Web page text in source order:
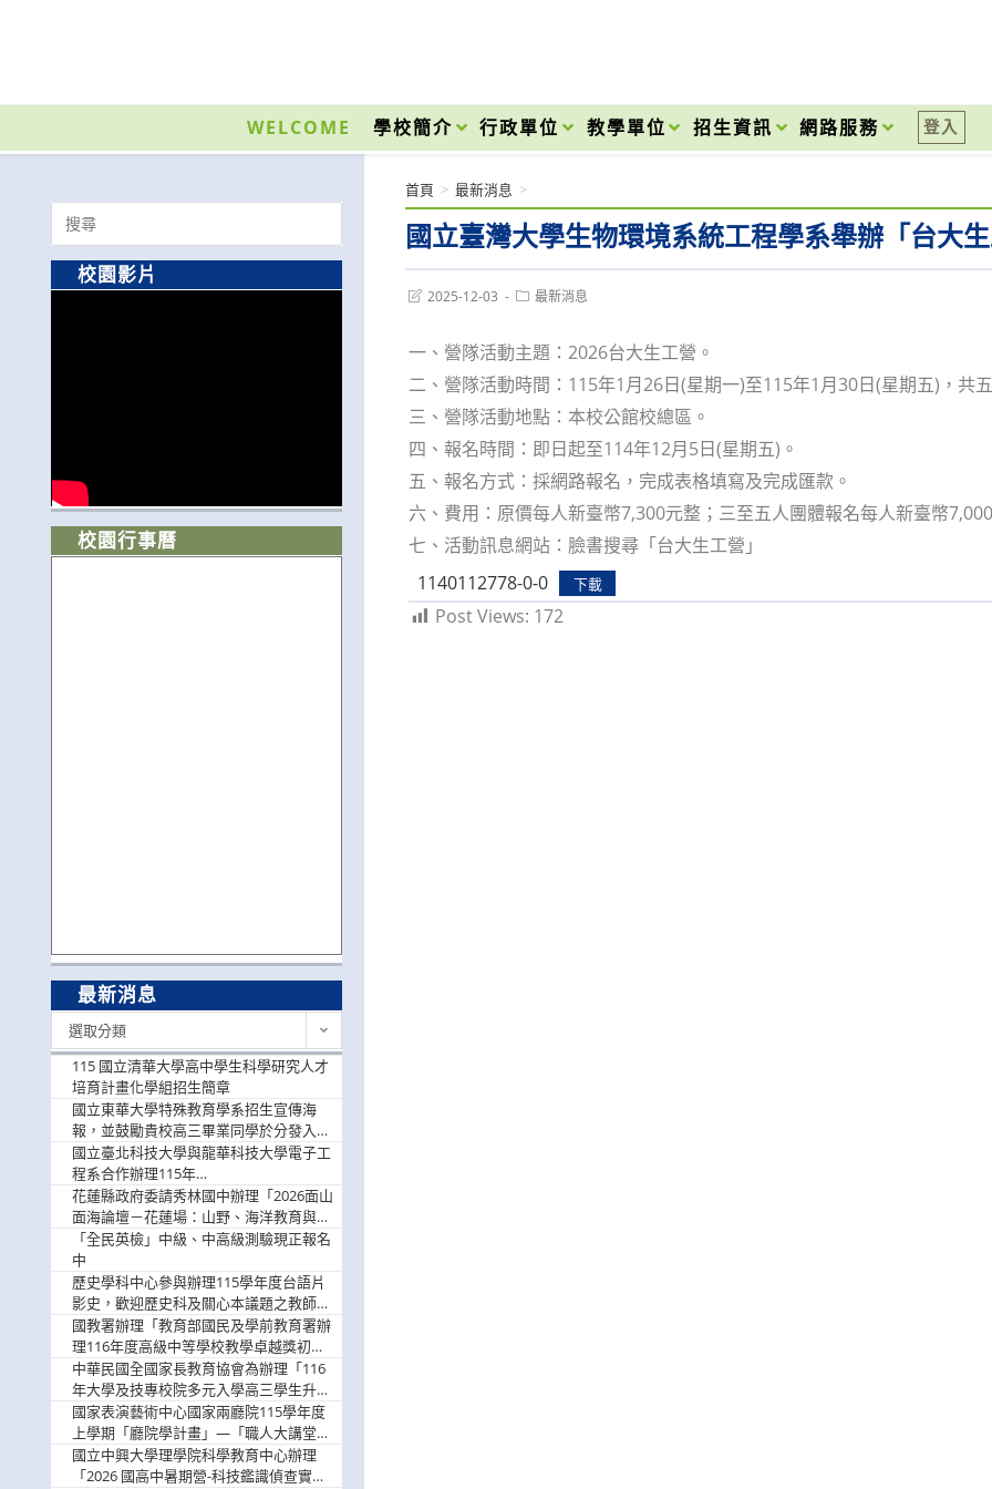
內
WELCOME 學校簡介 行政單位 教學單位 招生資訊 網路服務 登入
國立臺灣大學生物環境系統工程學系舉辦「台大
首頁 > 最新消息 >
Post2025-12-03
Post最新消息
一、營隊活動主題：2026台大生工營。
二、營隊活動時間：115年1月26日(星期一)至115年1月30日(星期五)，共
三、營隊活動地點：本校公館校總區。
四、報名時間：即日起至114年12月5日(星期五)。
五、報名方式：採網路報名，完成表格填寫及完成匯款。
六、費用：原價每人新臺幣7,300元整；三至五人團體報名每人新臺幣
七、活動訊息網站：臉書搜尋「台大生工營」
1140112778-0-0
下載
Post Views: 172
Search
for:
校園影片
校園行事曆
最新消息
選取分類
115 國立清華大學高中學生科學研究人才
培育計畫化學組招生簡章
國立東華大學特殊教育學系招生宣傳海
報，並鼓勵貴校高三畢業同學於分發入學
階段踴躍選填。
國立臺北科技大學與龍華科技大學電子工
程系合作辦理115年
「115.08.10~08.12「AI賦能應用於智慧半
導體研習營」，歡迎學生踴躍報名參加
花蓮縣政府委請秀林國中辦理「2026面山
面海論壇－花蓮場：山野、海洋教育與戶
外安全實務課程」，歡迎踴躍報名參加
「全民英檢」中級、中高級測驗現正報名
中
歷史學科中心參與辦理115學年度台語片
影史，歡迎歷史科及關心本議題之教師踴
躍報名參加
國教署辦理「教育部國民及學前教育署辦
理116年度高級中等學校教學卓越獎初選
實施計畫」，鼓勵教師踴躍報名
中華民國全國家長教育協會為辦理「116
年大學及技專校院多元入學高三學生升學
輔導家長說明會」
國家表演藝術中心國家兩廳院115學年度
上學期「廳院學計畫」—「職人大講堂」
及「一日體驗課程」，鼓勵踴躍報名參
與。
國立中興大學理學院科學教育中心辦理
「2026 國高中暑期營-科技鑑識偵查實戰